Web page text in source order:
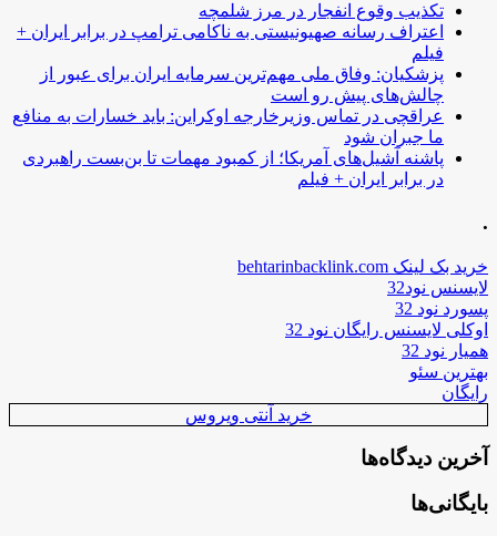
تکذیب وقوع انفجار در مرز شلمچه
اعتراف رسانه صهیونیستی به ناکامی ترامپ در برابر ایران +
فیلم
پزشکیان: وفاق ملی مهم‌ترین سرمایه ایران برای عبور از
چالش‌های پیش رو است
عراقچی در تماس وزیرخارجه اوکراین: باید خسارات به منافع
ما جبران شود
پاشنه آشیل‌های آمریکا؛ از کمبود مهمات تا بن‌بست راهبردی
در برابر ایران + فیلم
.
خرید بک لینک behtarinbacklink.com
لایسنس نود32
پسورد نود 32
اوکلی لایسنس رایگان نود 32
همیار نود 32
بهترین سئو
رایگان
خرید آنتی ویروس
آخرین دیدگاه‌ها
بایگانی‌ها